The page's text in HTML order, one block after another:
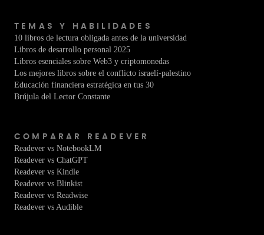
TEMAS Y HABILIDADES
10 libros de lectura obligada antes de la universidad
Libros de desarrollo personal 2025
Libros esenciales sobre Web3 y criptomonedas
Los mejores libros sobre el conflicto israelí-palestino
Educación financiera estratégica en tus 30
Brújula del Lector Constante
COMPARAR READEVER
Readever vs NotebookLM
Readever vs ChatGPT
Readever vs Kindle
Readever vs Blinkist
Readever vs Readwise
Readever vs Audible